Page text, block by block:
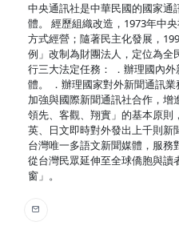
中央通訊社是中華民國的國家
體。 經歷組織改造，1973年中
方式經營；隨著民主化發展，
例」改制為財團法人，定位為
行三大法定任務： ．辦理國內
體。 ．辦理國家對外新聞通訊
加強與國際新聞通訊社合作，增
領先、客觀、翔實」的基本原則
英、日文即時對外發出上千則新
台灣唯一多語文新聞媒體，服務
從台灣民眾延伸至全球僑胞與讀
窗」。